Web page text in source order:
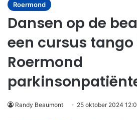
Roermond
Dansen op de
een cursus tango
Roermond
Randy Beaumont 25 oktober 2024